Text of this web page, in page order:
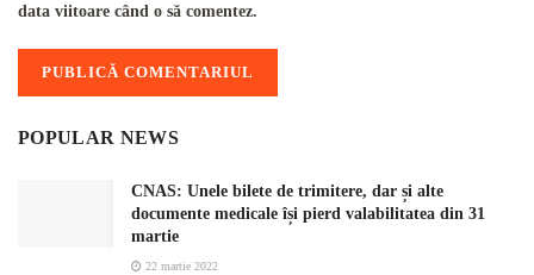
data viitoare când o să comentez.
POPULAR NEWS
CNAS: Unele bilete de trimitere, dar și alte
documente medicale își pierd valabilitatea din 31
martie
22 martie 2022